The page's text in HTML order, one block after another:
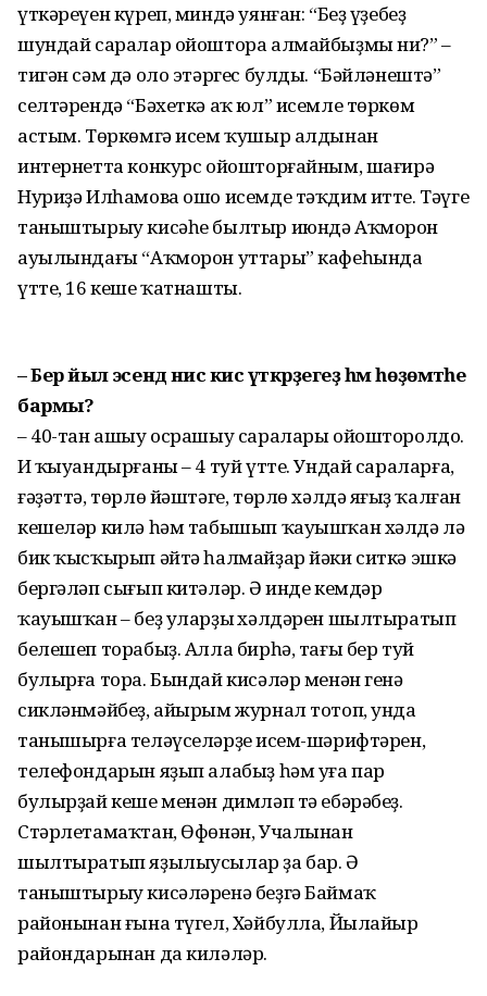
үткәреүен күреп, миндә уянған: “Беҙ үҙебеҙ
шундай саралар ойоштора алмайбыҙмы ни?” –
тигән сәм дә оло этәргес булды. “Бәйләнештә”
селтәрендә “Бәхеткә аҡ юл” исемле төркөм
астым. Төркөмгә исем ҡушыр алдынан
интернетта конкурс ойошторғайным, шағирә
Нуриҙә Илһамова ошо исемде тәҡдим итте. Тәүге
таныштырыу кисәһе былтыр июндә Аҡморон
ауылындағы “Аҡморон уттары” кафеһында
үтте, 16 кеше ҡатнашты.
– Бер йыл эсендә нисә кисә үткәрҙегеҙ һәм һөҙөмтәһе
бармы?
– 40-тан ашыу осрашыу саралары ойошторолдо.
Иң ҡыуандырғаны – 4 туй үтте. Ундай сараларға,
ғәҙәттә, төрлө йәштәге, төрлө хәлдә яңғыҙ ҡалған
кешеләр килә һәм табышып ҡауышҡан хәлдә лә
бик ҡысҡырып әйтә һалмайҙар йәки ситкә эшкә
бергәләп сығып китәләр. Ә инде кемдәр
ҡауышҡан – беҙ уларҙың хәлдәрен шылтыратып
белешеп торабыҙ. Алла бирһә, тағы бер туй
булырға тора. Бындай кисәләр менән генә
сикләнмәйбеҙ, айырым журнал тотоп, унда
танышырға теләүселәрҙең исем-шәрифтәрен,
телефондарын яҙып алабыҙ һәм уға пар
булырҙай кеше менән димләп тә ебәрәбеҙ.
Стәрлетамаҡтан, Өфөнән, Учалынан
шылтыратып яҙылыусылар ҙа бар. Ә
таныштырыу кисәләренә беҙгә Баймаҡ
районынан ғына түгел, Хәйбулла, Йылайыр
райондарынан да киләләр.